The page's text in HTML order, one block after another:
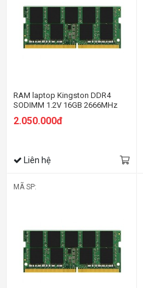
RAM laptop Kingston DDR4
SODIMM 1.2V 16GB 2666MHz
Non-ECC CL19 SODIMM 2Rx8
2.050.000đ
Liên hệ
MÃ SP: